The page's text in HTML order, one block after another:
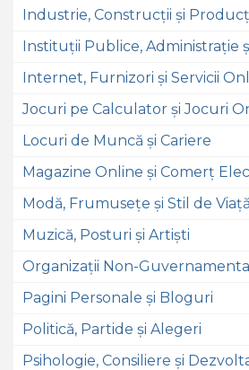
Industrie, Construcții și
Instituții Publice, Administrație
Internet, Furnizori și Servicii
Jocuri pe Calculator și Jocuri
Locuri de Muncă și Cariere
Magazine Online și Comerț
Modă, Frumusețe și Stil de Viață
Muzică, Posturi și Artiști
Organizații Non-
Pagini Personale și Bloguri
Politică, Partide și Alegeri
Psihologie, Consiliere și